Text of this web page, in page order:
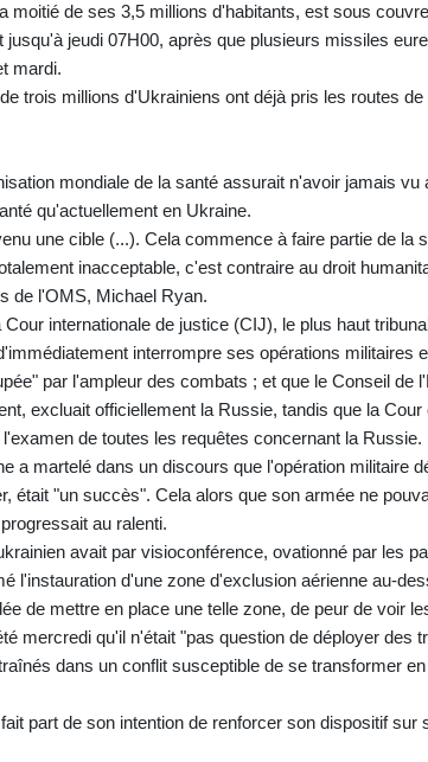
moitié de ses 3,5 millions d'habitants, est sous
jeudi 07H00, après que plusieurs missiles
mardi.
trois millions d'Ukrainiens ont déjà pris les routes
mondiale de la santé assurait n'avoir jamais vu
qu'actuellement en Ukraine.
une cible (...). Cela commence à faire partie de la
inacceptable, c'est contraire au droit
de l'OMS, Michael Ryan.
internationale de justice (CIJ), le plus haut
interrompre ses opérations militaires
par l'ampleur des combats ; et que le Conseil de
excluait officiellement la Russie, tandis que la Cour
de toutes les requêtes concernant la Russie.
a martelé dans un discours que l'opération militaire
était "un succès". Cela alors que son armée ne
au ralenti.
avait par visioconférence, ovationné par les
l'instauration d'une zone d'exclusion aérienne au-
de mettre en place une telle zone, de peur de voir
mercredi qu'il n'était "pas question de déployer des
dans un conflit susceptible de se transformer
part de son intention de renforcer son dispositif sur